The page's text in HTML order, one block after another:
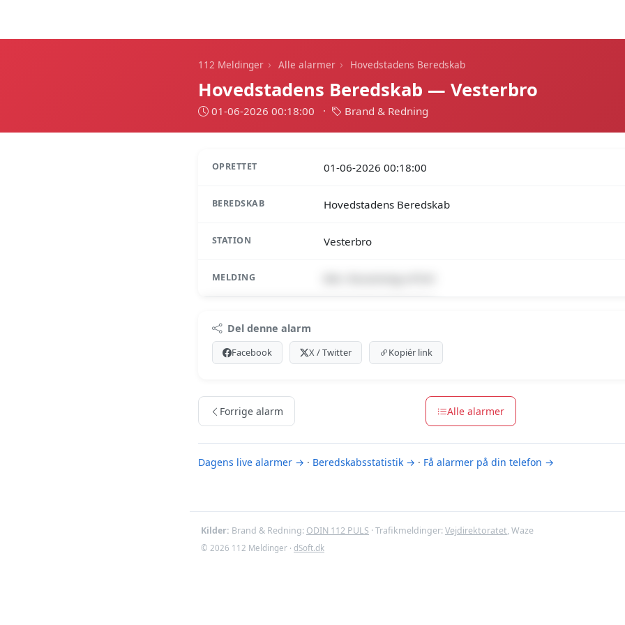
112 Meldinger › Alle alarmer › Hovedstadens Beredskab
Hovedstadens Beredskab — Vesterbro
01-06-2026 00:18:00 · Brand & Redning
OPRETTET 01-06-2026 00:18:00
BEREDSKAB Hovedstadens Beredskab
STATION Vesterbro
MELDING
Premium indhold
Log ind med Premium for at se meldingen.
Se Premium-muligheder
Del denne alarm
Facebook X / Twitter Kopiér link
Forrige alarm Alle alarmer
Dagens live alarmer → · Beredskabsstatistik → · Få alarmer på din telefon →
Kilder: Brand & Redning: ODIN 112 PULS · Trafikmeldinger:Vejdirektoratet, Waze
© 2026 112 Meldinger · dSoft.dk